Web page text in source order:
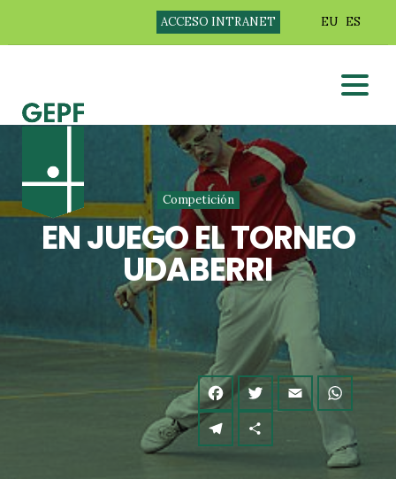
ACCESO INTRANET EU ES
Competición
EN JUEGO EL TORNEO
UDABERRI